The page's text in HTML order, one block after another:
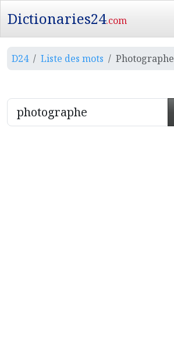
Dictionaries24.com
D24 Liste des mots Photographe